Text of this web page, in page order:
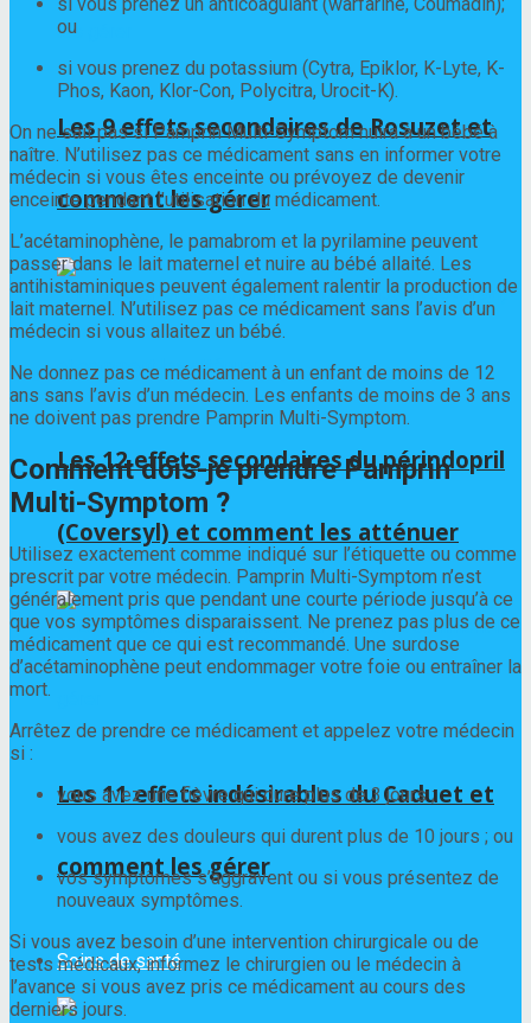
Les 9 effets secondaires de Rosuzet et
comment les gérer
Les 12 effets secondaires du périndopril
(Coversyl) et comment les atténuer
Les 11 effets indésirables du Caduet et
comment les gérer
Soins de santé
si vous prenez un anticoagulant (warfarine, Coumadin);
ou
si vous prenez du potassium (Cytra, Epiklor, K-Lyte, K-
Phos, Kaon, Klor-Con, Polycitra, Urocit-K).
On ne sait pas si Pamprin Multi-Symptom nuira à un bébé à
naître. N’utilisez pas ce médicament sans en informer votre
médecin si vous êtes enceinte ou prévoyez de devenir
enceinte pendant l’utilisation du médicament.
L’acétaminophène, le pamabrom et la pyrilamine peuvent
passer dans le lait maternel et nuire au bébé allaité. Les
antihistaminiques peuvent également ralentir la production de
lait maternel. N’utilisez pas ce médicament sans l’avis d’un
médecin si vous allaitez un bébé.
Ne donnez pas ce médicament à un enfant de moins de 12
ans sans l’avis d’un médecin. Les enfants de moins de 3 ans
ne doivent pas prendre Pamprin Multi-Symptom.
Comment dois-je prendre Pamprin
Multi-Symptom ?
Utilisez exactement comme indiqué sur l’étiquette ou comme
prescrit par votre médecin. Pamprin Multi-Symptom n’est
généralement pris que pendant une courte période jusqu’à ce
que vos symptômes disparaissent. Ne prenez pas plus de ce
médicament que ce qui est recommandé. Une surdose
d’acétaminophène peut endommager votre foie ou entraîner la
mort.
Arrêtez de prendre ce médicament et appelez votre médecin
si :
vous avez une fièvre qui dure plus de 3 jours ;
vous avez des douleurs qui durent plus de 10 jours ; ou
vos symptômes s’aggravent ou si vous présentez de
nouveaux symptômes.
Si vous avez besoin d’une intervention chirurgicale ou de
tests médicaux, informez le chirurgien ou le médecin à
l’avance si vous avez pris ce médicament au cours des
derniers jours.